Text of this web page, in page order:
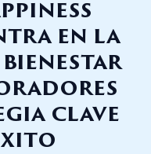
en la
clave